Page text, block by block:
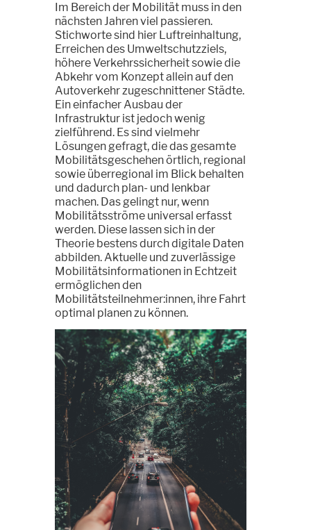
Im Bereich der Mobilität muss in den
nächsten Jahren viel passieren.
Stichworte sind hier Luftreinhaltung,
Erreichen des Umweltschutzziels,
höhere Verkehrssicherheit sowie die
Abkehr vom Konzept allein auf den
Autoverkehr zugeschnittener Städte.
Ein einfacher Ausbau der
Infrastruktur ist jedoch wenig
zielführend. Es sind vielmehr
Lösungen gefragt, die das gesamte
Mobilitätsgeschehen örtlich, regional
sowie überregional im Blick behalten
und dadurch plan- und lenkbar
machen. Das gelingt nur, wenn
Mobilitätsströme universal erfasst
werden. Diese lassen sich in der
Theorie bestens durch digitale Daten
abbilden. Aktuelle und zuverlässige
Mobilitätsinformationen in Echtzeit
ermöglichen den
Mobilitätsteilnehmer:innen, ihre Fahrt
optimal planen zu können.